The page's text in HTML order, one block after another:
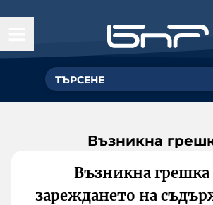
Възникна
Възникна
зареждането на